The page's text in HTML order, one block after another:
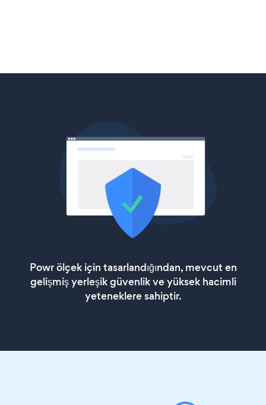
Powr ölçek için tasarlandığından, mevcut en
gelişmiş yerleşik güvenlik ve yüksek hacimli
yeteneklere sahiptir.